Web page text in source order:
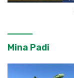
Mina Padi